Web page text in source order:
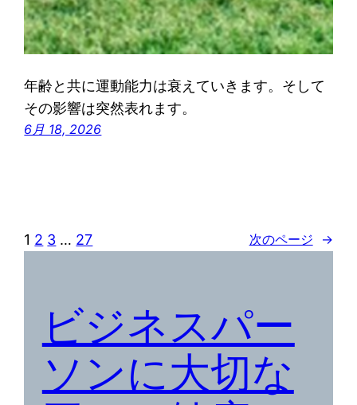
年齢と共に運動能力は衰えていきます。そして
その影響は突然表れます。
6月 18, 2026
1 2 3 … 27 次のページ →
ビジネスパー
ソンに大切な